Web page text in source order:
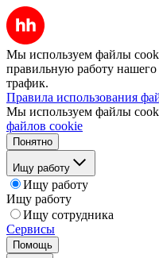
Мы используем файлы
правильную работу нашего
трафик.
Правила использования
Мы используем файлы
файлов cookie
Понятно
Ищу работу
Ищу работу
Ищу работу
Ищу сотрудника
Сервисы
Помощь